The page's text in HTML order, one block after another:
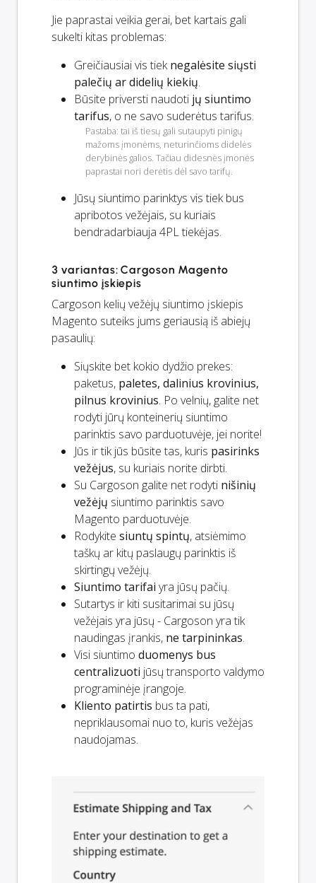
Jie paprastai veikia gerai, bet kartais gali
sukelti kitas problemas:
Greičiausiai vis tieknegalėsite siųsti
palečių ar didelių kiekių.
Būsite priversti naudoti jų siuntimo
tarifus, o ne savo suderėtus tarifus.
Pastaba: tai iš tiesų gali sutaupyti pinigų
mažoms įmonėms, neturinčioms didelės
derybinės galios. Tačiau didesnės įmonės
paprastai nori derėtis dėl savo tarifų.
Jūsų siuntimo parinktys vis tiekbus
apribotos vežėjais, su kuriais
bendradarbiauja 4PL tiekėjas.
3 variantas: Cargoson Magento
siuntimo įskiepis
Cargoson kelių vežėjų siuntimo įskiepis
Magento suteiks jums geriausią iš abiejų
pasaulių:
Siųskite bet kokio dydžio prekes:
paketus, paletes, dalinius krovinius,
pilnus krovinius. Po velnių, galite net
rodyti jūrų konteinerių siuntimo
parinktis savo parduotuvėje, jei norite!
Jūs irtikjūs būsite tas, kuris pasirinks
vežėjus, su kuriais norite dirbti.
Su Cargoson galite net rodyti nišinių
vežėjų siuntimo parinktis savo
Magento parduotuvėje.
Rodykite siuntų spintų, atsiėmimo
taškų ar kitų paslaugų parinktis iš
skirtingų vežėjų.
Siuntimo tarifai yra jūsų pačių.
Sutartys ir kiti susitarimai su jūsų
vežėjais yra jūsų - Cargoson yra tik
naudingas įrankis, ne tarpininkas.
Visi siuntimo duomenys bus
centralizuoti jūsų transporto valdymo
programinėje įrangoje.
Kliento patirtis bus ta pati,
nepriklausomai nuo to, kuris vežėjas
naudojamas.